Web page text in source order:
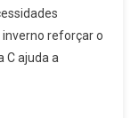
reforçar o
C ajuda a